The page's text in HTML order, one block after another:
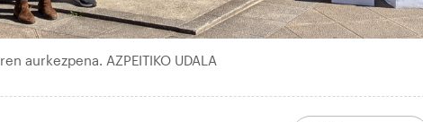
aurkezpena. AZPEITIKO UDALA